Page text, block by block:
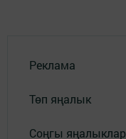
Реклама
Төп яңалык
Соңгы яңалыклар